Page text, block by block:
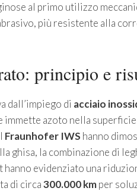
al primo utilizzo
più resistente alla
principio e
dall’impiego di acciaio
immette azoto nella
Fraunhofer IWS hanno
ghisa, la combinazione di
evidenziato una
di circa300.000 kmper